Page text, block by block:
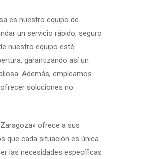
es nuestro equipo de
un servicio rápido, seguro
nuestro equipo esté
garantizando así un
Además, empleamos
soluciones no
ofrece a sus
que cada situación es única
las necesidades específicas